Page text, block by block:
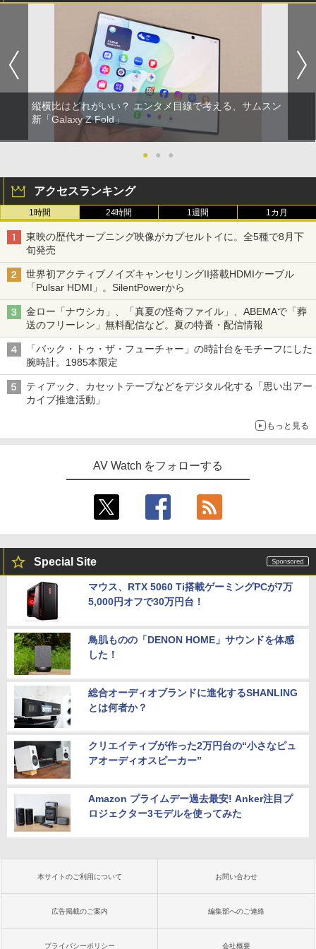
縦横比はどれがいい？ エンタメ目線で考える、サムスン
新「Galaxy Z Fold」
● ● ●
アクセスランキング
1時間 24時間 1週間 1カ月
東映の歴代オープニング映像がカプセルトイに。全5種で8月下
旬発売
世界初アクティブノイズキャンセリングII搭載HDMIケーブル
「Pulsar HDMI」。SilentPowerから
金ロー「ナウシカ」、「真夏の怪奇ファイル」、ABEMAで「葬
送のフリーレン」無料配信など。夏の特番・配信情報
「バック・トゥ・ザ・フューチャー」の時計台をモチーフにした
腕時計。1985本限定
ティアック、カセットテープなどをデジタル化する「思い出アー
カイブ推進活動」
もっと見る
AV Watch をフォローする
Special Site
マウス、RTX 5060 Ti搭載ゲーミングPCが7万
5,000円オフで30万円台！
鳥肌ものの「DENON HOME」サウンドを体感
した！
総合オーディオブランドに進化するSHANLING
とは何者か？
クリエイティブが作った2万円台の“小さなピュ
アオーディオスピーカー”
Amazon プライムデー過去最安! Anker注目プ
ロジェクター3モデルを使ってみた
本サイトのご利用について お問い合わせ
広告掲載のご案内 編集部へのご連絡
プライバシーポリシー 会社概要